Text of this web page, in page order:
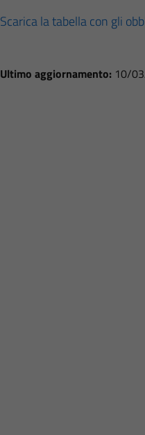
Scarica la tabella con gli
Ultimo aggiornamento: 10/